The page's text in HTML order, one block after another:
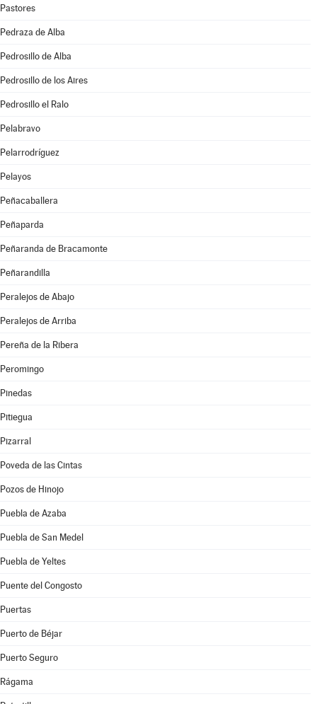
Pastores
Pedraza de Alba
Pedrosillo de Alba
Pedrosillo de los Aires
Pedrosillo el Ralo
Pelabravo
Pelarrodríguez
Pelayos
Peñacaballera
Peñaparda
Peñaranda de Bracamonte
Peñarandilla
Peralejos de Abajo
Peralejos de Arriba
Pereña de la Ribera
Peromingo
Pinedas
Pitiegua
Pizarral
Poveda de las Cintas
Pozos de Hinojo
Puebla de Azaba
Puebla de San Medel
Puebla de Yeltes
Puente del Congosto
Puertas
Puerto de Béjar
Puerto Seguro
Rágama